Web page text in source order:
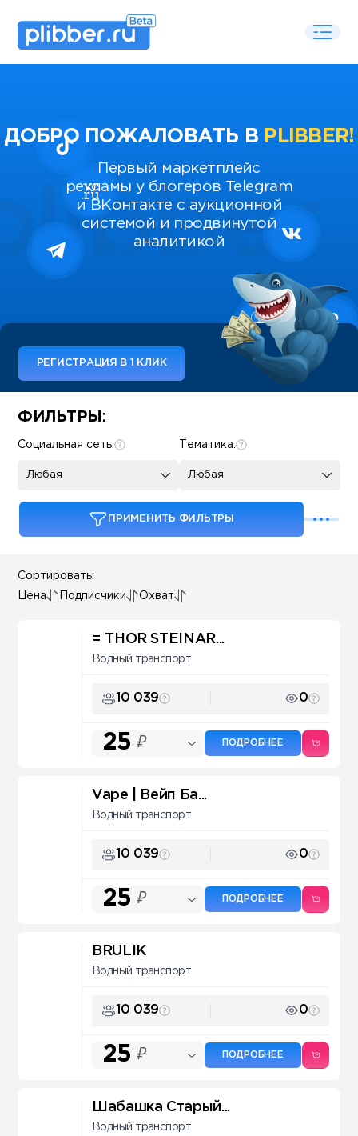
ДОБРО ПОЖАЛОВАТЬ В PLIBBER!
Первый маркетплейс
рекламы у блогеров Telegram
и ВКонтакте с аукционной
системой и продвинутой
аналитикой
РЕГИСТРАЦИЯ В 1 КЛИК
Some SEO Title
ФИЛЬТРЫ:
Тематика:
Любая
Социальная сеть:
Любая
ПРИМЕНИТЬ ФИЛЬТРЫ
Сортировать:
Цена Подписчики Охват
= THOR STEINAR...
Водный транспорт
10 039 0
25 ₽ ПОДРОБНЕЕ
Vape | Вейп Ба...
Водный транспорт
10 039 0
25 ₽ ПОДРОБНЕЕ
BRULIK
Водный транспорт
10 039 0
25 ₽ ПОДРОБНЕЕ
Шабашка Старый...
Водный транспорт